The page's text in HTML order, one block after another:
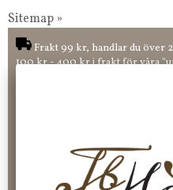
Sitemap »
Frakt 99 kr, handlar du
100 kr - 400 kr i frakt för våra
CHECKOUT. Välj själv hur du vill
betalningstjänster. Och du kan
Nöjda kunder och strävar
-ligt Tack för att just Du